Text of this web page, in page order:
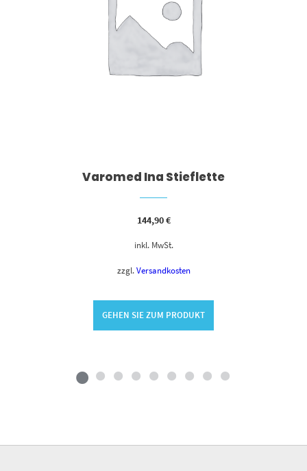
Varomed Ina Stieflette
144,90€
inkl. MwSt.
zzgl. Versandkosten
GEHEN SIE ZUM PRODUKT